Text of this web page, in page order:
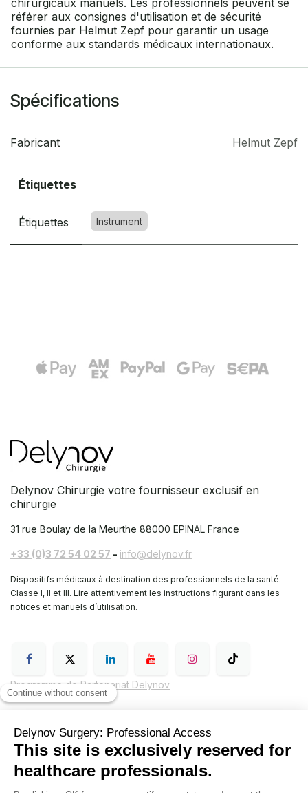
chirurgicaux manuels. Les professionnels peuvent se
référer aux consignes d'utilisation et de sécurité
fournies par Helmut Zepf pour garantir un usage
conforme aux standards médicaux internationaux.
Spécifications
Fabricant Helmut Zepf
Étiquettes
Étiquettes Instrument
Delynov Chirurgie votre fournisseur exclusif en
chirurgie
31 rue Boulay de la Meurthe 88000 EPINAL France
+33 (0)3 72 54 02 57 - info@delynov.fr
Dispositifs médicaux à destination des professionnels de la santé.
Classe I, II et III. Lire attentivement les instructions figurant dans les
notices et manuels d’utilisation.
Programme de Partenariat Delynov
Conditions générales de vente (CGV)
Mentions légales
Politique de confidentialité de Delynov Chirurgie